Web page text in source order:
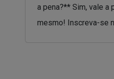
a pena?** Sim, vale a
mesmo! Inscreva-se